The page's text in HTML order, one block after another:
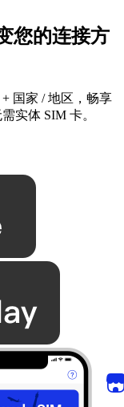
您的连接方
国家 / 地区，畅享
实体 SIM 卡。